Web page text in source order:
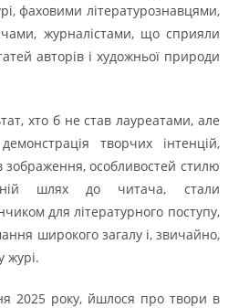
фаховими літературознавцями,
журналістами, що сприяли
авторів і художньої природи
хто б не став лауреатами, але
творчих інтенцій,
зображення, особливостей стилю
шлях до читача, стали
для літературного поступу,
широкого загалу і, звичайно,
журі.
2025 року, йшлося про твори в